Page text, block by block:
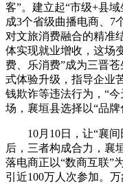
客”。建立起“市级+县
成3个省级曲播电商、7
对文旅消费融合的精准
体实现就业增收，这场
费、乐消费”成为三晋
式体验升级，指导企业
钱欺诈等违法行为，“
场，襄垣县选择以“品牌
10月10日，让“襄间
后，三者构成合力，襄
落电商正以“数商互联”
引近100万人次参加。